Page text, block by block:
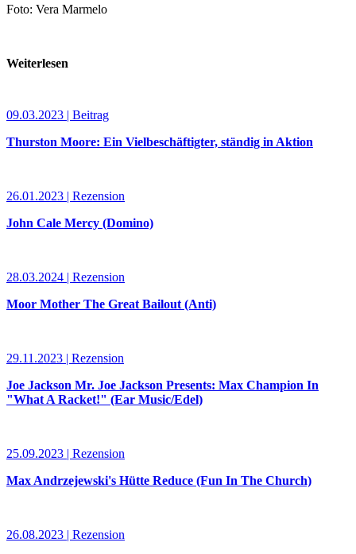
Foto: Vera Marmelo
Weiterlesen
09.03.2023 | Beitrag
Thurston Moore: Ein Vielbeschäftigter, ständig in Aktion
26.01.2023 | Rezension
John Cale Mercy (Domino)
28.03.2024 | Rezension
Moor Mother The Great Bailout (Anti)
29.11.2023 | Rezension
Joe Jackson Mr. Joe Jackson Presents: Max Champion In
"What A Racket!" (Ear Music/Edel)
25.09.2023 | Rezension
Max Andrzejewski's Hütte Reduce (Fun In The Church)
26.08.2023 | Rezension